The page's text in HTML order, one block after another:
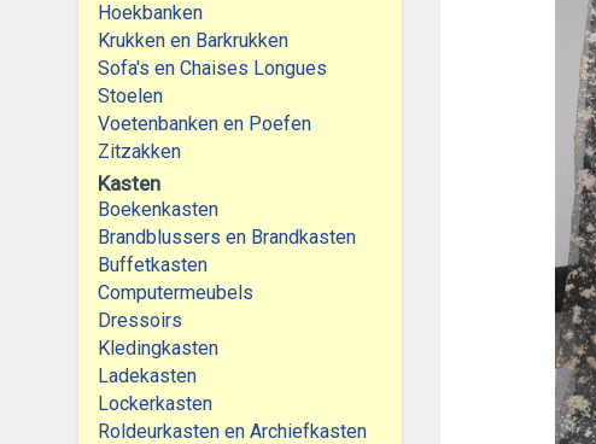
Hoekbanken
Krukken en Barkrukken
Sofa's en Chaises Longues
Stoelen
Voetenbanken en Poefen
Zitzakken
Kasten
Boekenkasten
Brandblussers en Brandkasten
Buffetkasten
Computermeubels
Dressoirs
Kledingkasten
Ladekasten
Lockerkasten
Roldeurkasten en Archiefkasten